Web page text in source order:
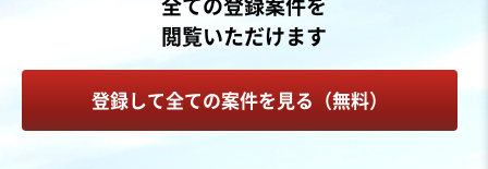
全ての登録案件を
閲覧いただけます
登録して全ての案件を見る（無料）